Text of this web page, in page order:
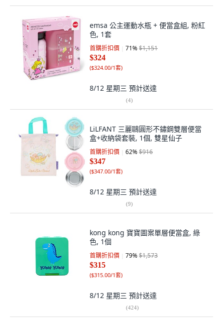
emsa 公主運動水瓶 + 便當盒組, 粉紅
色, 1套
首購折扣價 71%$1,151
$324
($324.00/1套)
8/12 星期三 預計送達
(4)
LiLFANT 三麗鷗圓形不鏽鋼雙層便當
盒+收納袋套裝, 1個, 雙星仙子
首購折扣價 62%$916
$347
($347.00/1套)
8/12 星期三 預計送達
(9)
kong kong 寶寶圖案單層便當盒, 綠
色, 1個
首購折扣價 79%$1,573
$315
($315.00/1套)
8/12 星期三 預計送達
(424)